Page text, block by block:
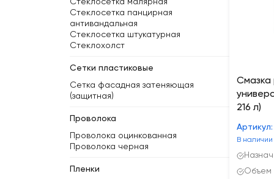
Стеклосетка малярная
Стеклосетка панцирная
антивандальная
Стеклосетка штукатурная
Стеклохолст
Сетки пластиковые
Сетка фасадная затеняющая
(защитная)
Проволока
Проволока оцинкованная
Проволока черная
Пленки
Смазка
216 л)
В наличии
Объем